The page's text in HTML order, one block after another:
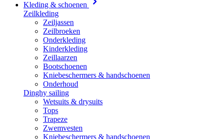
Kleding & schoenen
Zeilkleding
Zeiljassen
Zeilbroeken
Onderkleding
Kinderkleding
Zeillaarzen
Bootschoenen
Kniebeschermers & handschoenen
Onderhoud
Dinghy sailing
Wetsuits & drysuits
Tops
Trapeze
Zwemvesten
Kniebeschermers & handschoenen